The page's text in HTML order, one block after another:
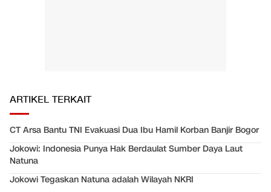
ARTIKEL TERKAIT
CT Arsa Bantu TNI Evakuasi Dua Ibu Hamil Korban Banjir Bogor
Jokowi: Indonesia Punya Hak Berdaulat Sumber Daya Laut
Natuna
Jokowi Tegaskan Natuna adalah Wilayah NKRI